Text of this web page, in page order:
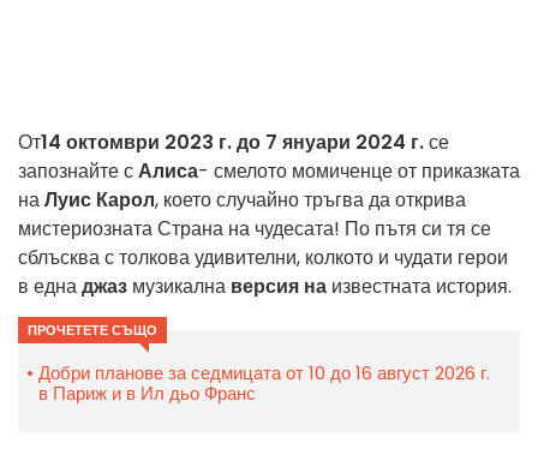
От14 октомври 2023 г. до 7 януари 2024 г.се
запознайте сАлиса- смелото момиченце от приказката
наЛуис Карол, което случайно тръгва да открива
мистериозната Страна на чудесата! По пътя си тя се
сблъсква с толкова удивителни, колкото и чудати герои
в еднаджаз музикална версия на известната история.
ПРОЧЕТЕТЕ СЪЩО
Добри планове за седмицата от 10 до 16 август 2026 г.
в Париж и в Ил дьо Франс